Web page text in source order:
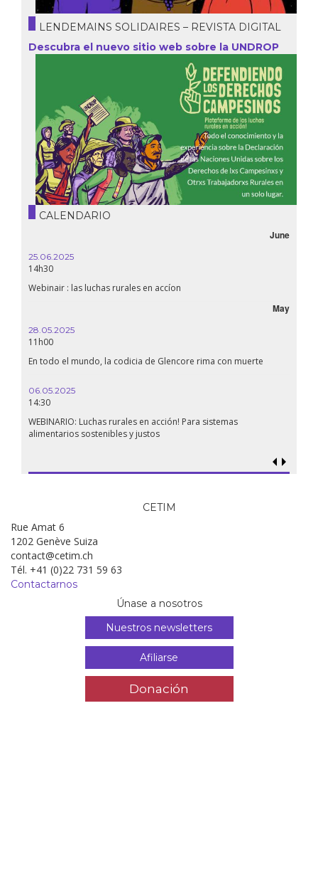
LENDEMAINS SOLIDAIRES – REVISTA DIGITAL
Descubra el nuevo sitio web sobre la UNDROP
CALENDARIO
June
25.06.2025
14h30
Webinair : las luchas rurales en accíon
May
28.05.2025
11h00
En todo el mundo, la codicia de Glencore rima con muerte
06.05.2025
14:30
WEBINARIO: Luchas rurales en acción! Para sistemas
alimentarios sostenibles y justos
CETIM
Rue Amat 6
1202 Genève Suiza
contact@cetim.ch
Tél. +41 (0)22 731 59 63
Contactarnos
Únase a nosotros
Nuestros newsletters
Afiliarse
Donación